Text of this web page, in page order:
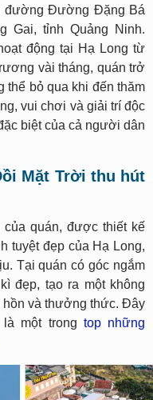
đường Đường Đặng Bá
Gai, tỉnh Quảng Ninh.
động tại Hạ Long từ
vài tháng, quán trở
thể bỏ qua khi đến thăm
vui chơi và giải trí độc
biệt của cả người dân
Mặt Trời thu hút
quán, được thiết kế
tuyệt đẹp của Hạ Long,
Tại quán có góc ngắm
đẹp, tạo ra một không
hồn và thưởng thức. Đây
một trong top những